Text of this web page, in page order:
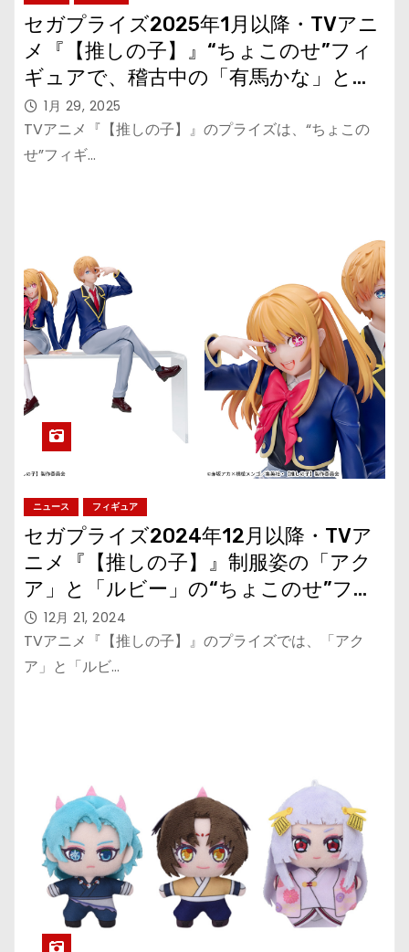
セガプライズ2025年1月以降・TVアニ
メ『【推しの子】』“ちょこのせ”フィ
ギュアで、稽古中の「有馬かな」と
「黒川あかね」が登場
1月 29, 2025
TVアニメ『【推しの子】』のプライズは、“ちょこの
せ”フィギ…
ニュース フィギュア
セガプライズ2024年12月以降・TVア
ニメ『【推しの子】』制服姿の「アク
ア」と「ルビー」の“ちょこのせ”フィ
ギュア
12月 21, 2024
TVアニメ『【推しの子】』のプライズでは、「アク
ア」と「ルビ…